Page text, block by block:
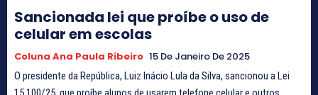
Sancionada lei que proíbe o uso de
celular em escolas
Coluna Ana Paula Ribeiro 15 De Janeiro De 2025
O presidente da República, Luiz Inácio Lula da Silva, sancionou a Lei